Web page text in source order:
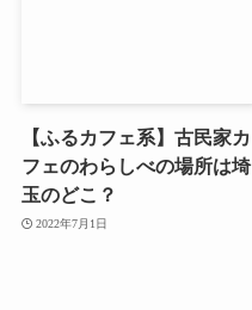
【ふるカフェ系】古民家カ
フェのわらしべの場所は埼
玉のどこ？
2022年7月1日